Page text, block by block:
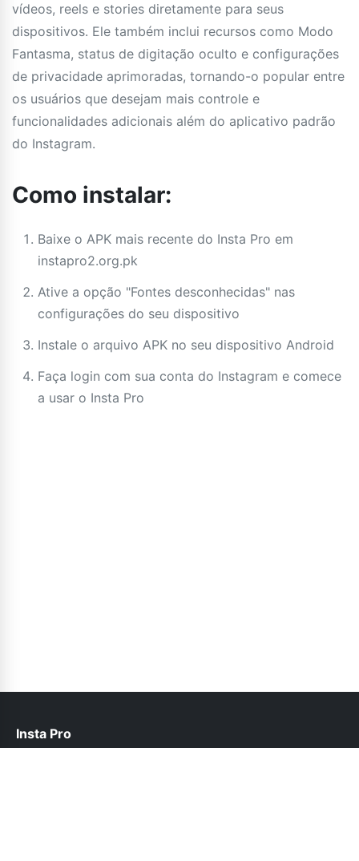
vídeos, reels e stories diretamente para seus
dispositivos. Ele também inclui recursos como Modo
Fantasma, status de digitação oculto e configurações
de privacidade aprimoradas, tornando-o popular entre
os usuários que desejam mais controle e
funcionalidades adicionais além do aplicativo padrão
do Instagram.
Como instalar:
Baixe o APK mais recente do Insta Pro em
instapro2.org.pk
Ative a opção "Fontes desconhecidas" nas
configurações do seu dispositivo
Instale o arquivo APK no seu dispositivo Android
Faça login com sua conta do Instagram e comece
a usar o Insta Pro
Insta Pro